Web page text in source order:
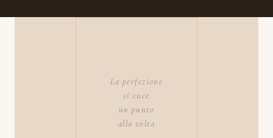
La perfezione
si cuce
un punto
alla volta